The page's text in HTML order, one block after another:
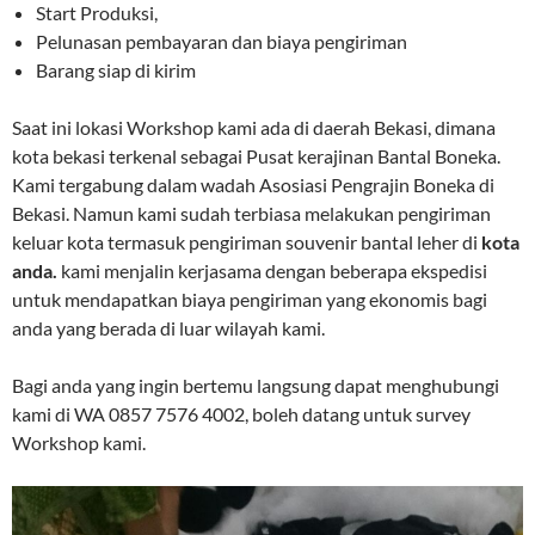
Start Produksi,
Pelunasan pembayaran dan biaya pengiriman
Barang siap di kirim
Saat ini lokasi Workshop kami ada di daerah Bekasi, dimana
kota bekasi terkenal sebagai Pusat kerajinan Bantal Boneka.
Kami tergabung dalam wadah Asosiasi Pengrajin Boneka di
Bekasi. Namun kami sudah terbiasa melakukan pengiriman
keluar kota termasuk pengiriman souvenir bantal leher di kota
anda. kami menjalin kerjasama dengan beberapa ekspedisi
untuk mendapatkan biaya pengiriman yang ekonomis bagi
anda yang berada di luar wilayah kami.
Bagi anda yang ingin bertemu langsung dapat menghubungi
kami di WA 0857 7576 4002, boleh datang untuk survey
Workshop kami.